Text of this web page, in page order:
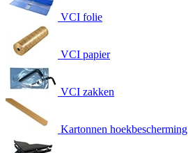
VCI folie
VCI papier
VCI zakken
Kartonnen hoekbescherming